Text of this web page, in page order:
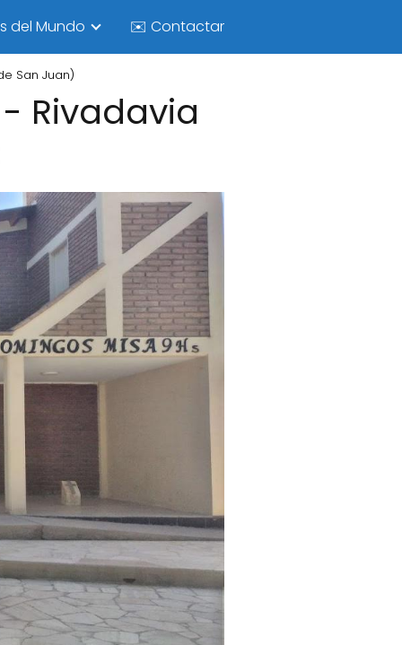
del Mundo ✉️ Contactar
San Juan)
Rivadavia